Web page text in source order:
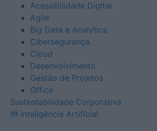
Acessibilidade Digital
Agile
Big Data e Analytics
Cibersegurança
Cloud
Desenvolvimento
Gestão de Projetos
Office
Sustentabilidade Corporativa
🆕 Inteligência Artificial